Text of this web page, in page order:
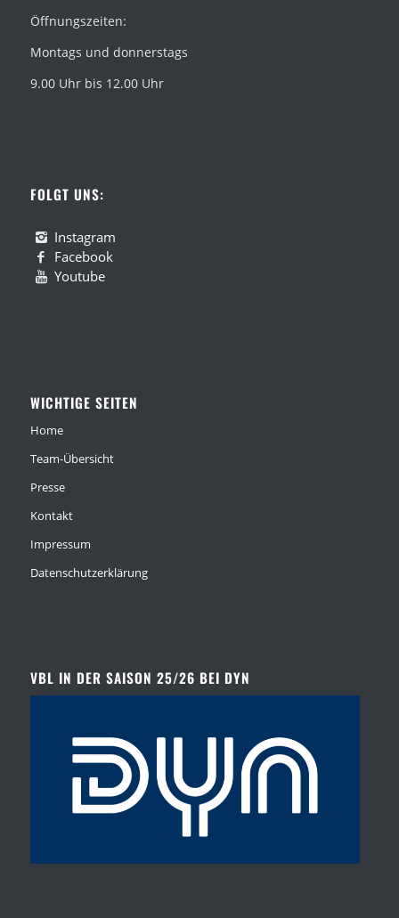
Öffnungszeiten:
Montags und donnerstags
9.00 Uhr bis 12.00 Uhr
FOLGT UNS:
Instagram
Facebook
Youtube
WICHTIGE SEITEN
Home
Team-Übersicht
Presse
Kontakt
Impressum
Datenschutzerklärung
VBL IN DER SAISON 25/26 BEI DYN